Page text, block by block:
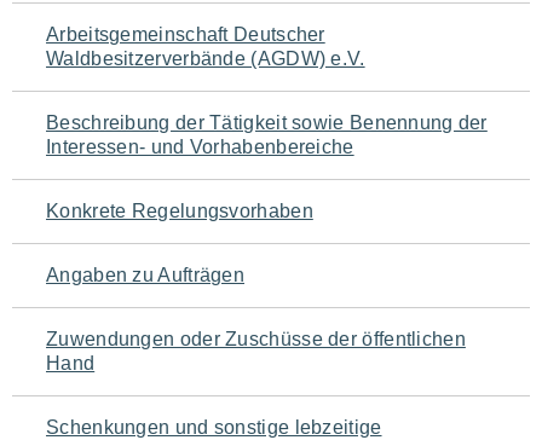
Navigation
für
den
Seiteninhalt
Arbeitsgemeinschaft Deutscher
Waldbesitzerverbände (AGDW) e.V.
Beschreibung der Tätigkeit sowie Benennung der
Interessen- und Vorhabenbereiche
Konkrete Regelungsvorhaben
Angaben zu Aufträgen
Zuwendungen oder Zuschüsse der öffentlichen
Hand
Schenkungen und sonstige lebzeitige